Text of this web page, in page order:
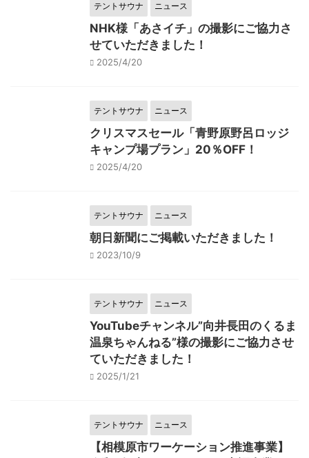
テントサウナ ニュース
NHK様「あさイチ」の撮影にご協力さ
せていただきました！
2025/4/20
テントサウナ ニュース
クリスマスセール「青野原野呂ロッジ
キャンプ場プラン」20％OFF！
2025/4/20
テントサウナ ニュース
朝日新聞にご掲載いただきました！
2023/10/9
テントサウナ ニュース
YouTubeチャンネル”向井長田のくるま
温泉ちゃんねる”様の撮影にご協力させ
ていただきました！
2025/1/21
テントサウナ ニュース
【相模原市ワーケーション推進事業】